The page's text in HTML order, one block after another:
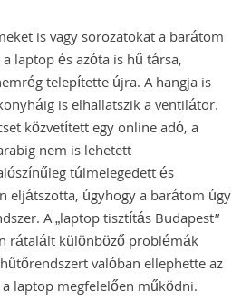
is vagy sorozatokat a barátom
laptop és azóta is hű társa,
telepítette újra. A hangja is
is elhallatszik a ventilátor.
közvetített egy online adó, a
nem is lehetett
túlmelegedett és
eljátszotta, úgyhogy a barátom úgy
A „laptop tisztítás Budapest”
rátalált különböző problémák
valóban ellephette az
laptop megfelelően működni.